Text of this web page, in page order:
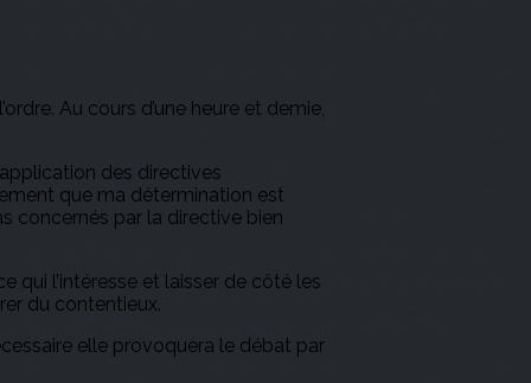
Au cours d’une heure et demie,
des directives
que ma détermination est
concernés par la directive bien
qui l’intéresse et laisser de côté les
du contentieux.
elle provoquera le débat par